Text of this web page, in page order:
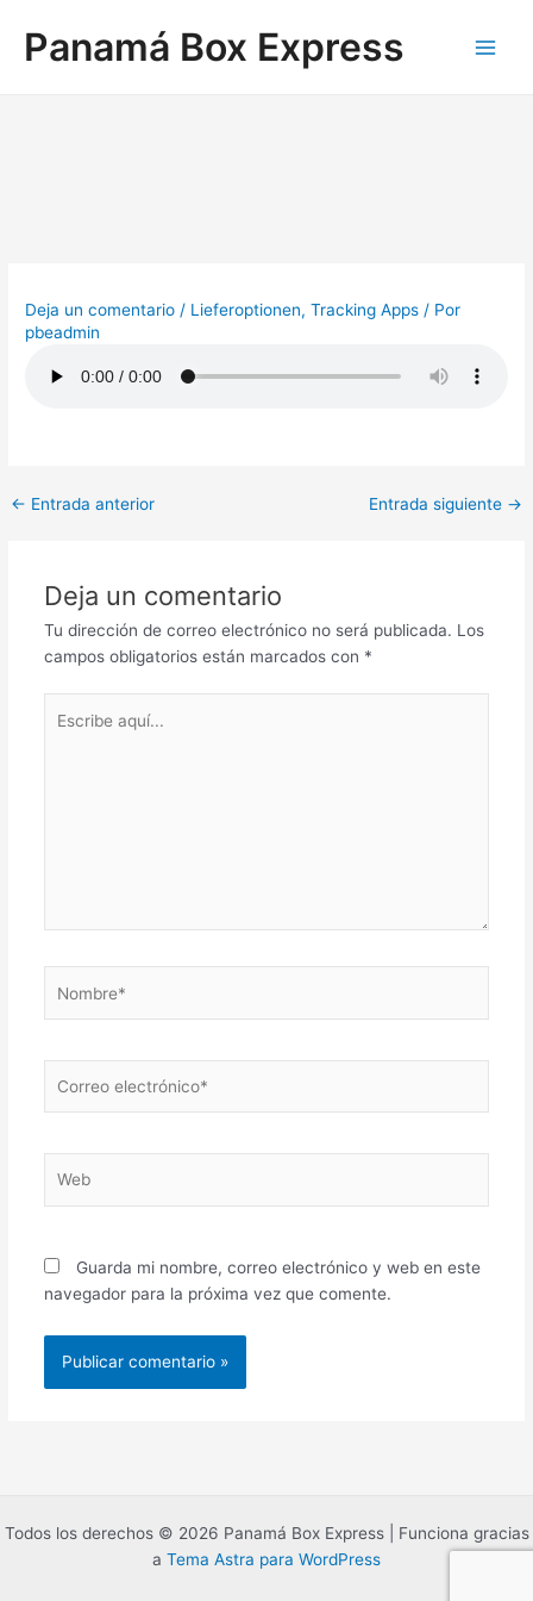
contenido
Panamá Box Express
Deja un comentario / Lieferoptionen,Tracking Apps / Por
pbeadmin
de
entradas
← Entrada anterior Entrada siguiente →
Deja un comentario
Tu dirección de correo electrónico no será publicada. Los
campos obligatorios están marcados con *
aquí...
electrónico*
Guarda mi nombre, correo electrónico y web en este
navegador para la próxima vez que comente.
Todos los derechos © 2026 Panamá Box Express | Funciona gracias
a Tema Astra para WordPress